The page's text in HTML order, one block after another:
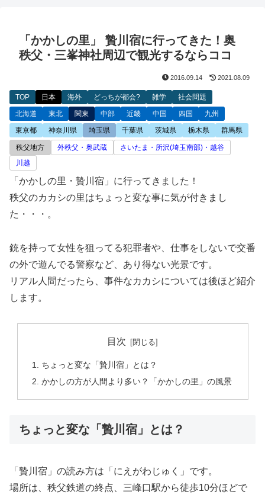
「かかしの里」 贄川宿に行ってきた！奥
秩父・三峯神社周辺で観光するならココ
2016.09.14 2021.08.09
TOP 日本 海外 どっちが都会? 雑学 社会問題
北海道 東北 関東 中部 近畿 中国 四国 九州
東京都 神奈川県 埼玉県 千葉県 茨城県 栃木県 群馬県
秩父地方 外秩父・奥武蔵 さいたま・所沢(埼玉南部)・越谷
川越
「かかしの里・贄川宿」に行ってきました！
秩父のカカシの里はちょっと変な事に気が付きまし
た・・・。
銃を持って女性を狙ってる犯罪者や、仕事をしないで交番
の外で遊んでる警察など、あり得ない光景です。
リアル人間だったら、事件なカカシについては後ほど紹介
します。
目次
ちょっと変な「贄川宿」とは？
かかしの方が人間より多い？「かかしの里」の風景
ちょっと変な「贄川宿」とは？
「贄川宿」の読み方は「にえがわじゅく」です。
場所は、秩父鉄道の終点、三峰口駅から徒歩10分ほどで